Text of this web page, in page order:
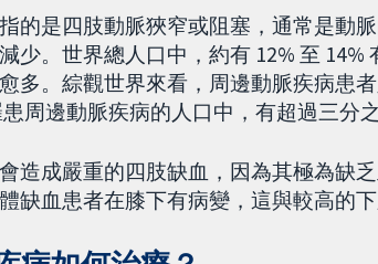
的是四肢動脈狹窄或阻塞，通常是動
少。世界總人口中，約有 12% 至
多。綜觀世界來看，周邊動脈疾病患
周邊動脈疾病的人口中，有超過三分
造成嚴重的四肢缺血，因為其極為缺
缺血患者在膝下有病變，這與較高的下